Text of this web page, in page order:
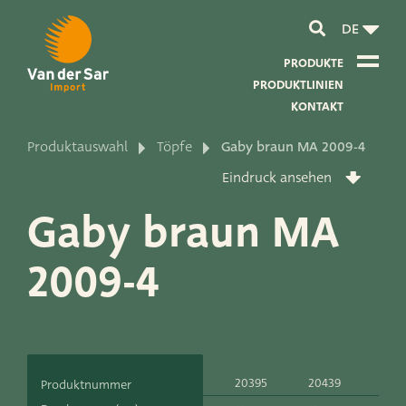
DE
PRODUKTE
PRODUKTLINIEN
KONTAKT
Über Van der Sar Import
Über unsere Nachhaltigkeit
Über unsere Vision und Mission
Produktentwicklung
Produktauswahl Töpfe
Gaby braun MA 2009-4
Eindruck ansehen
Gaby braun MA
2009-4
Produktnummer
20395
20439